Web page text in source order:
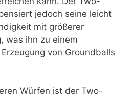
jedoch seine leicht
mit größerer
was ihn zu einem
von Groundballs
Würfen ist der Two-